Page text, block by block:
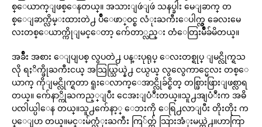
စ္ေယာက္ျဖစ္ေနတယ္။ အသားျဖဴျဖဴ သနပ္ခါး မေျခာက္ တ
စ္ေျခာက္လိမ္းထားတဲ႕ ပ်ဳိေဖာ္ဝင္စ လံုးႀကီးေပါက္လွ ခေလးမေ
လးတစ္ေယာက္ကိုျမင္ေတာ့ က်ေတာ္လည္း တံေတြးမ်ဳိခ်မိတယ္။
အခ်ဳိး အစား ေျပျပစ္ လွပတဲ႕ ပန္းပုရုပ္ ေလးတစ္ရုပ္ ျမင္လိုက္ရသ
လို ရႈိက္ဖိုႀကီးငယ္ အသြယ္သြယ္နဲ႕ ငယ္ငယ္ လွလွေကာင္မေလး တစ္ေ
ယာက္ ကိုျမင္လိုက္ရတာ ရူးေလာက္ေအာင္လိုခ်င္စိတ္ တစ္ဖြားဖြားျဖစ္လာရ
တယ္။ က်ေနာ္ကိုႀကည့္ျပီး ငေအးျပံဳးတယ္။သူ႕အျပံဳးက အဓိ
ပၸါယ္ပါေန တယ္။သူ႕က်ေနာ့္ ေဘးကို ေရြ႕လာျပီး တိုးတိုး က
ပ္ေျပာ တယ္။မင္းမ်က္လံုးႀကီး ကြ်တ္က် သြားအံုးမယ္တဲ႕။ဟာကြာ